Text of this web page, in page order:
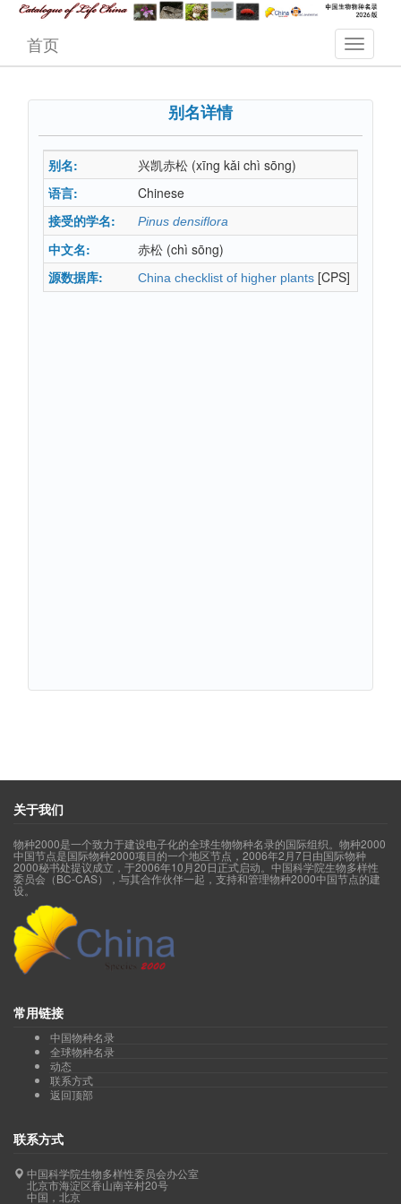
首页
别名详情
别名: 兴凯赤松 (xīng kǎi chì sōng)
语言:
Chinese
接受的学名:
Pinus densiflora
中文名: 赤松 (chì sōng)
源数据库:
China checklist of higher plants [CPS]
关于我们
物种2000是一个致力于建设电子化的全球生物物种名录的国际组织。物种2000
中国节点是国际物种2000项目的一个地区节点，2006年2月7日由国际物种
2000秘书处提议成立，于2006年10月20日正式启动。中国科学院生物多样性
委员会（BC-CAS），与其合作伙伴一起，支持和管理物种2000中国节点的建
设。
常用链接
中国物种名录
全球物种名录
动态
联系方式
返回顶部
联系方式
中国科学院生物多样性委员会办公室
北京市海淀区香山南辛村20号
中国，北京